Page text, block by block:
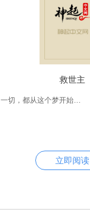
救世主
一切，都从这个梦开始…
立即阅读